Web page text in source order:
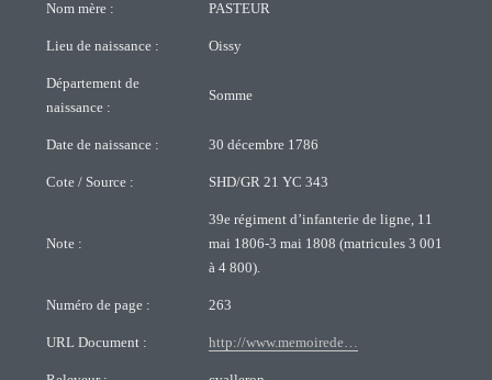
Nom mère : PASTEUR
Lieu de naissance : Oissy
Département de
naissance :
Somme
Date de naissance : 30 décembre 1786
Cote / Source : SHD/GR 21 YC 343
Note :
39e régiment d’infanterie de ligne, 11
mai 1806-3 mai 1808 (matricules 3 001
à 4 800).
Numéro de page : 263
URL Document : http://www.memoirede…